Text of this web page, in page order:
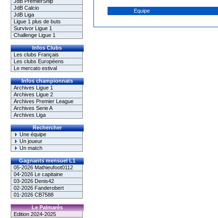
JdB Calcio
JdB Liga
Ligue 1 plus de buts
Survivor Ligue 1
Challenge Ligue 1
Infos Clubs
Les clubs Français
Les clubs Européens
Le mercato estival
Infos championnats
Archives Ligue 1
Archives Ligue 2
Archives Premier League
Archives Serie A
Archives Liga
Rechercher
Une équipe
Un joueur
Un match
Gagnants mensuel L1
05-2026 Mathieufoot0112
04-2026 Le capitaine
03-2026 Denis42
02-2026 Fanderobert
01-2026 CB7588
Le Palmarès
Edition 2024-2025
Equipe